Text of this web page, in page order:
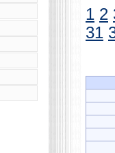
1 2
31